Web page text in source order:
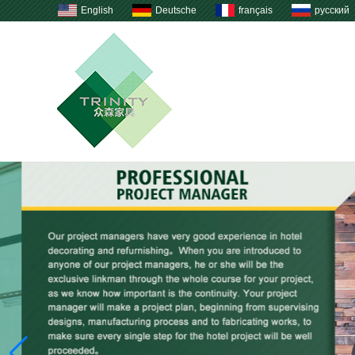
English Deutsche français русский